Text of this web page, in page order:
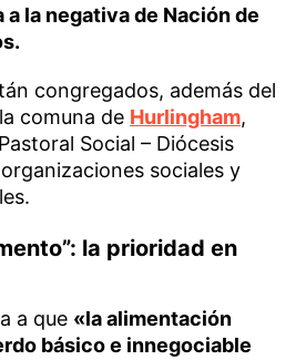
la negativa de Nación de
congregados, además del
comuna de Hurlingham,
Social – Diócesis
sociales y
la prioridad en
a que «la alimentación
básico e innegociable